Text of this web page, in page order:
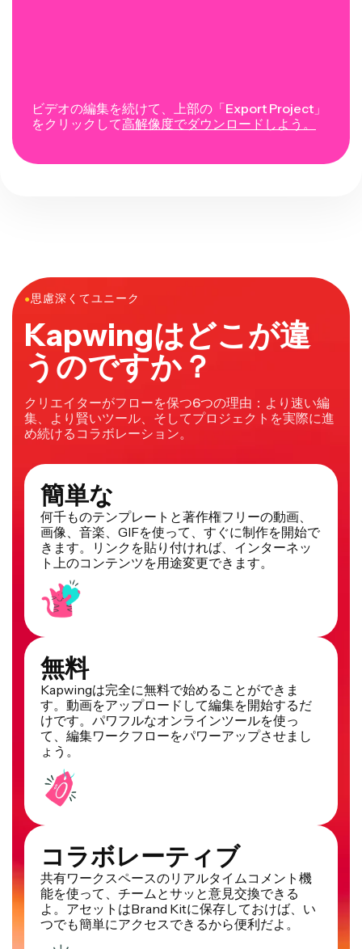
ビデオの編集を続けて、上部の「Export Project」
をクリックして高解像度でダウンロードしよう。
●思慮深くてユニーク
Kapwingはどこが違
うのですか？
クリエイターがフローを保つ6つの理由：より速い編
集、より賢いツール、そしてプロジェクトを実際に進
め続けるコラボレーション。
簡単な
何千ものテンプレートと著作権フリーの動画、
画像、音楽、GIFを使って、すぐに制作を開始で
きます。リンクを貼り付ければ、インターネッ
ト上のコンテンツを用途変更できます。
無料
Kapwingは完全に無料で始めることができま
す。動画をアップロードして編集を開始するだ
けです。パワフルなオンラインツールを使っ
て、編集ワークフローをパワーアップさせまし
ょう。
コラボレーティブ
共有ワークスペースのリアルタイムコメント機
能を使って、チームとサッと意見交換できる
よ。アセットはBrand Kitに保存しておけば、い
つでも簡単にアクセスできるから便利だよ。